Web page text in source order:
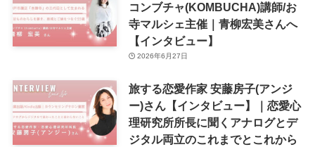
コンブチャ(KOMBUCHA)講師/お
寺マルシェ主催｜青柳宏美さんへ
【インタビュー】
2026年6月27日
旅する恋愛作家 安藤房子(アンジ
ー)さん【インタビュー】｜恋愛心
理研究所所長に聞くアナログとデ
ジタル両立のこれまでとこれから